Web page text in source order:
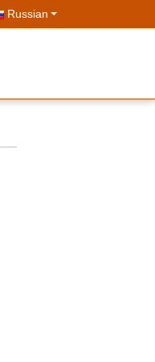
Russian